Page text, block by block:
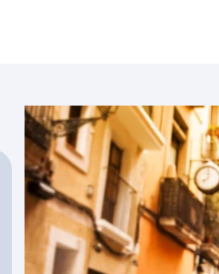
Benelux
Featured
image